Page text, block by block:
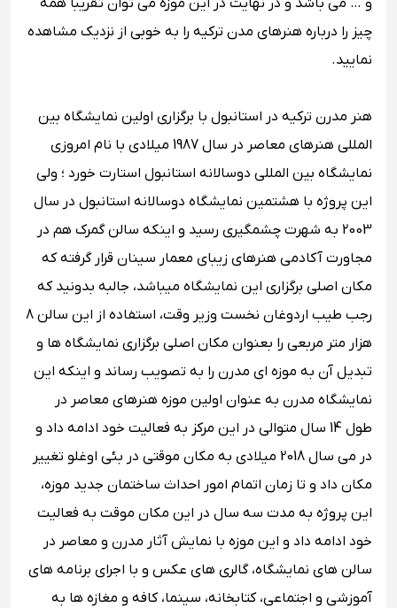
و … می باشد و در نهایت در این موزه می توان تقریبا همه
چیز را درباره هنرهای مدن ترکیه را به خوبی از نزدیک مشاهده
نمایید.
هنر مدرن ترکیه در استانبول با برگزاری اولین نمایشگاه بین
المللی هنرهای معاصر در سال 1987 میلادی با نام امروزی
نمایشگاه بین المللی دوسالانه استانبول استارت خورد ؛ ولی
این پروژه با هشتمین نمایشگاه دوسالانه استانبول در سال
2003 به شهرت چشمگیری رسید و اینکه سالن گمرک هم در
مجاورت آکادمی هنرهای زیبای معمار سینان قرار گرفته که
مکان اصلی برگزاری این نمایشگاه میباشد، جالبه بدونید که
رجب طیب اردوغان نخست وزیر وقت، استفاده از این سالن 8
هزار متر مربعی را بعنوان مکان اصلی برگزاری نمایشگاه ها و
تبدیل آن به موزه ای مدرن را به تصویب رساند و اینکه این
نمایشگاه مدرن به عنوان اولین موزه هنرهای معاصر در
طول 14 سال متوالی در این مرکز به فعالیت خود ادامه داد و
در می سال 2018 میلادی به مکان موقتی در بئی اوغلو تغییر
مکان داد و تا زمان اتمام امور احداث ساختمان جدید موزه،
این پروژه به مدت سه سال در این مکان موقت به فعالیت
خود ادامه داد و این موزه با نمایش آثار مدرن و معاصر در
سالن های نمایشگاه، گالری های عکس و با اجرای برنامه های
آموزشی و اجتماعی، کتابخانه، سینما، کافه و مغازه ها به